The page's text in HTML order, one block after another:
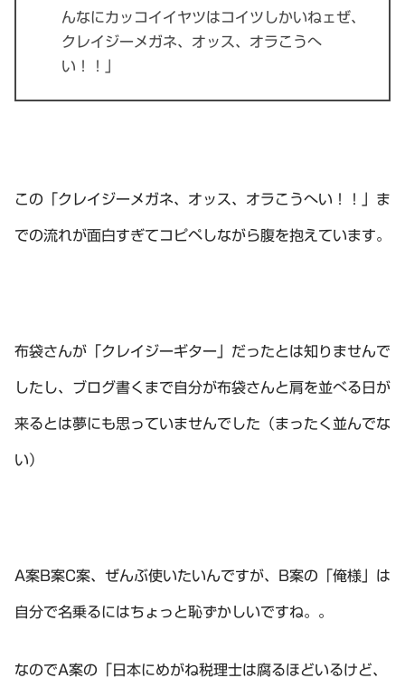
んなにカッコイイヤツはコイツしかいねェぜ、
クレイジーメガネ、オッス、オラこうへ
い！！」
この「クレイジーメガネ、オッス、オラこうへい！！」ま
での流れが面白すぎてコピペしながら腹を抱えています。
布袋さんが「クレイジーギター」だったとは知りませんで
したし、ブログ書くまで自分が布袋さんと肩を並べる日が
来るとは夢にも思っていませんでした（まったく並んでな
い）
A案B案C案、ぜんぶ使いたいんですが、B案の「俺様」は
自分で名乗るにはちょっと恥ずかしいですね。。
なのでA案の「日本にめがね税理士は腐るほどいるけど、